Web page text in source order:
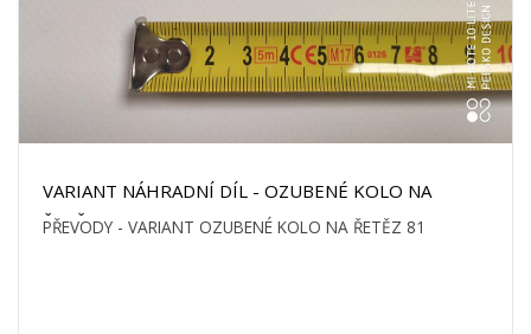
VARIANT NÁHRADNÍ DÍL - OZUBENÉ KOLO NA
ŘETĚZ 81
PŘEVODY - VARIANT OZUBENÉ KOLO NA ŘETĚZ 81